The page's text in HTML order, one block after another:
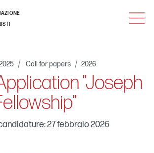
MENU
Call for papers 2026
"Joseph
27 febbraio 2026